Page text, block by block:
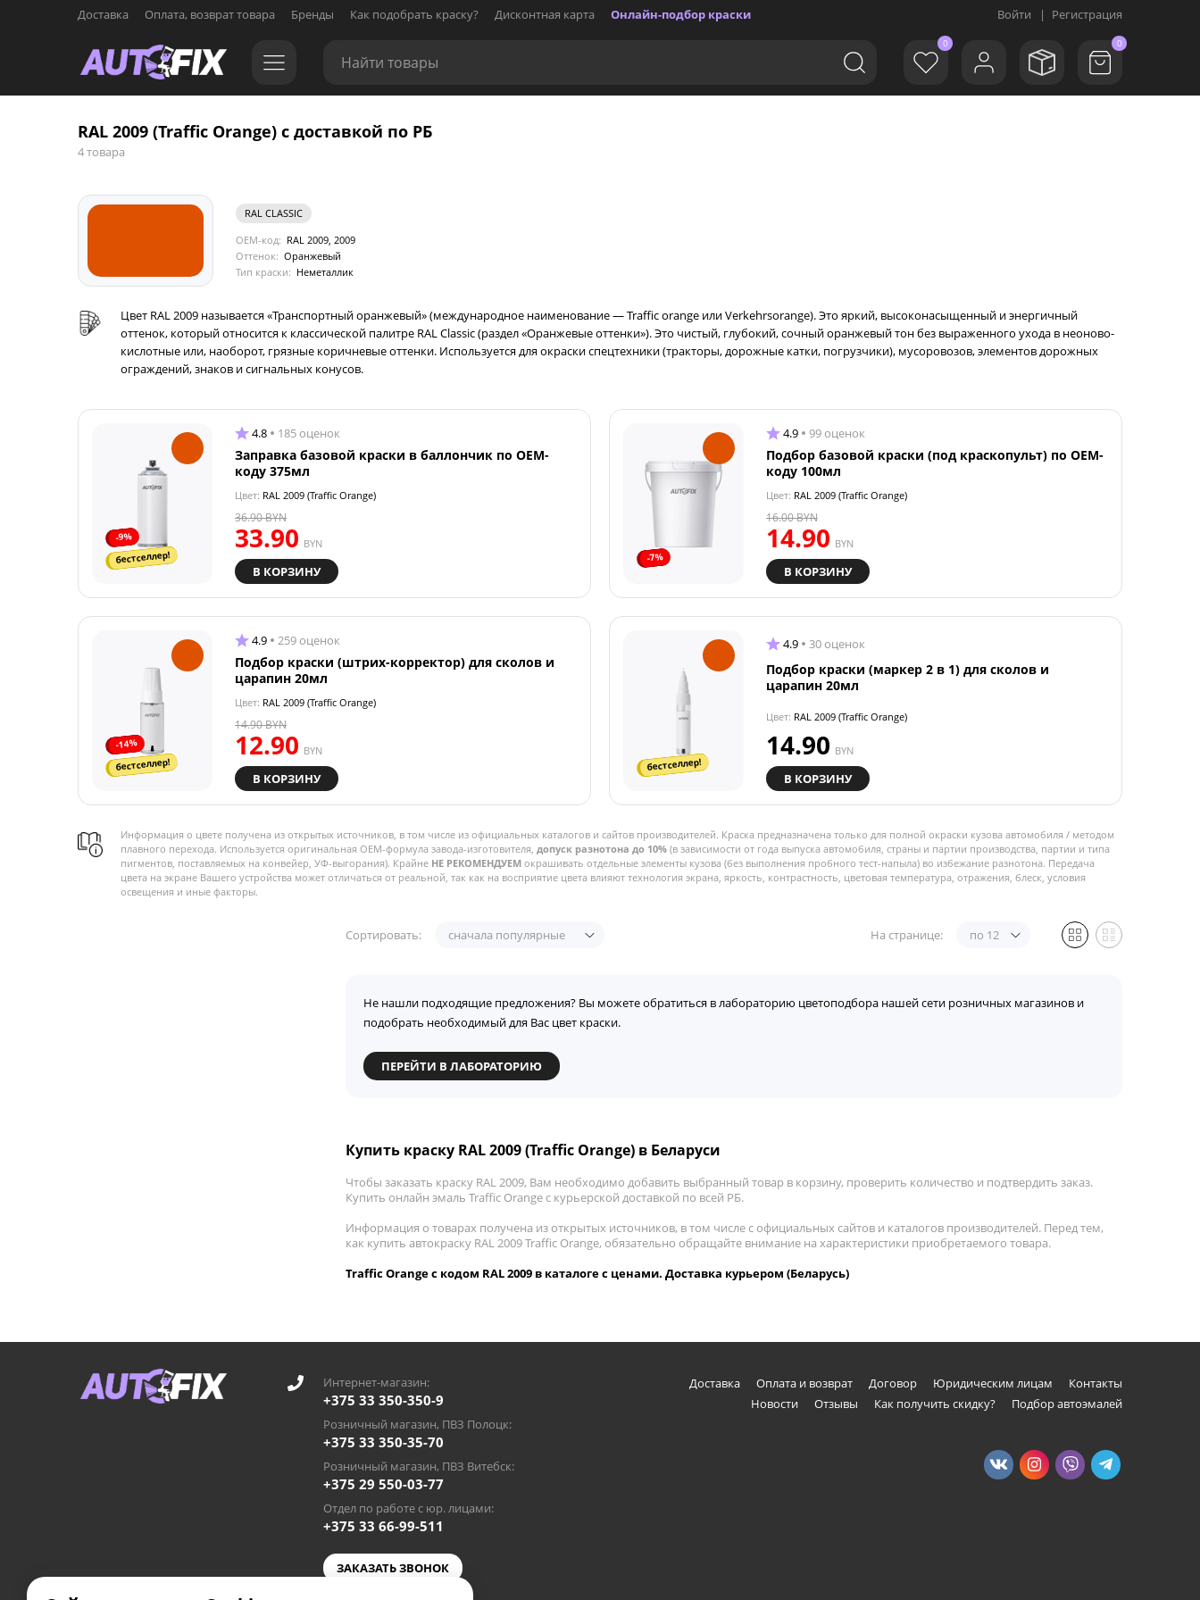
Доставка Оплата, возврат товара Бренды Как подобрать краску? Дисконтная карта Онлайн-подбор краски Войти | Регистрация
0 0
RAL 2009 (Traffic Orange) с доставкой по РБ
4 товара
RAL CLASSIC
OEM-код: RAL 2009, 2009
Оттенок: Оранжевый
Тип краски: Неметаллик
Цвет RAL 2009 называется «Транспортный оранжевый» (международное наименование — Traffic orange или Verkehrsorange). Это яркий, высоконасыщенный и энергичный
оттенок, который относится к классической палитре RAL Classic (раздел «Оранжевые оттенки»). Это чистый, глубокий, сочный оранжевый тон без выраженного ухода в неоново-
кислотные или, наоборот, грязные коричневые оттенки. Используется для окраски спецтехники (тракторы, дорожные катки, погрузчики), мусоровозов, элементов дорожных
ограждений, знаков и сигнальных конусов.
-9%
бестселлер!
4.8 185 оценок
Заправка базовой краски в баллончик по OEM-
коду 375мл
Цвет: RAL 2009 (Traffic Orange)
33.90 BYN
36.90BYN
В КОРЗИНУ
-7%
4.9 99 оценок
Подбор базовой краски (под краскопульт) по OEM-
коду 100мл
Цвет: RAL 2009 (Traffic Orange)
14.90 BYN
16.00BYN
В КОРЗИНУ
-14%
бестселлер!
4.9 259 оценок
Подбор краски (штрих-корректор) для сколов и
царапин 20мл
Цвет: RAL 2009 (Traffic Orange)
12.90 BYN
14.90BYN
В КОРЗИНУ
бестселлер!
4.9 30 оценок
Подбор краски (маркер 2 в 1) для сколов и
царапин 20мл
Цвет: RAL 2009 (Traffic Orange)
14.90 BYN
В КОРЗИНУ
Информация о цвете получена из открытых источников, в том числе из официальных каталогов и сайтов производителей. Краска предназначена только для полной окраски кузова автомобиля / методом
плавного перехода. Используется оригинальная OEM-формула завода-изготовителя, допуск разнотона до 10% (в зависимости от года выпуска автомобиля, страны и партии производства, партии и типа
пигментов, поставляемых на конвейер, УФ-выгорания). Крайне НЕ РЕКОМЕНДУЕМ окрашивать отдельные элементы кузова (без выполнения пробного тест-напыла) во избежание разнотона. Передача
цвета на экране Вашего устройства может отличаться от реальной, так как на восприятие цвета влияют технология экрана, яркость, контрастность, цветовая температура, отражения, блеск, условия
освещения и иные факторы.
Сортировать: сначала популярные На странице: по 12
Не нашли подходящие предложения? Вы можете обратиться в лабораторию цветоподбора нашей сети розничных магазинов и
подобрать необходимый для Вас цвет краски.
ПЕРЕЙТИ В ЛАБОРАТОРИЮ
Купить краску RAL 2009 (Traffic Orange) в Беларуси
Чтобы заказать краску RAL 2009, Вам необходимо добавить выбранный товар в корзину, проверить количество и подтвердить заказ.
Купить онлайн эмаль Traffic Orange с курьерской доставкой по всей РБ.
Информация о товарах получена из открытых источников, в том числе с официальных сайтов и каталогов производителей. Перед тем,
как купить автокраску RAL 2009 Traffic Orange, обязательно обращайте внимание на характеристики приобретаемого товара.
Traffic Orange с кодом RAL 2009 в каталоге с ценами. Доставка курьером (Беларусь)
Интернет-магазин:
+375 33 350-350-9
Розничный магазин, ПВЗ Полоцк:
+375 33 350-35-70
Розничный магазин, ПВЗ Витебск:
+375 29 550-03-77
Отдел по работе с юр. лицами:
+375 33 66-99-511
ЗАКАЗАТЬ ЗВОНОК
Доставка Оплата и возврат Договор Юридическим лицам
Контакты
Новости
Отзывы Как получить скидку? Подбор автоэмалей